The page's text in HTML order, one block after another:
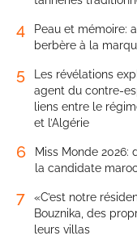
4
Peau et mémoire:
berbère à la
5
Les révélations
agent du contre-
liens entre le
et l’Algérie
6
Miss Monde
la candidate
7
«C’est notre
Bouznika, des
leurs villas